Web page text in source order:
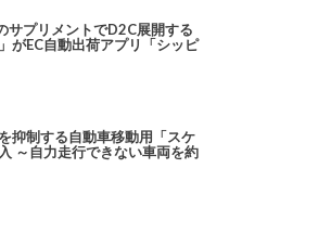
サプリメントでD2C展開する
がEC自動出荷アプリ「シッピ
抑制する自動車移動用「スケ
～自力走行できない車両を約